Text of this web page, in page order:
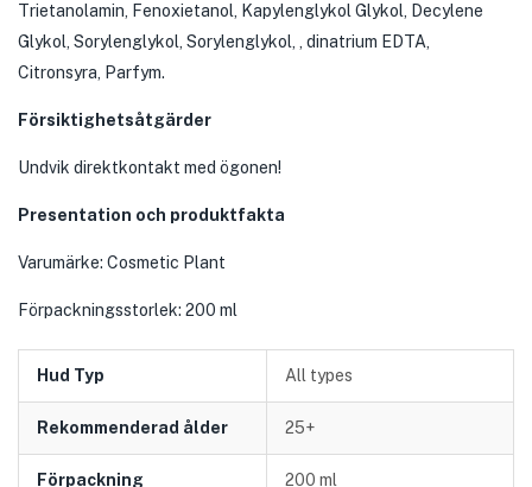
Trietanolamin, Fenoxietanol, Kapylenglykol Glykol, Decylene
Glykol, Sorylenglykol, Sorylenglykol, , dinatrium EDTA,
Citronsyra, Parfym.
Försiktighetsåtgärder
Undvik direktkontakt med ögonen!
Presentation och produktfakta
Varumärke: Cosmetic Plant
Förpackningsstorlek: 200 ml
Hud Typ All types
Rekommenderad ålder 25+
Förpackning 200 ml